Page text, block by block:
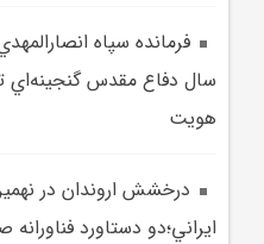
فرمانده سپاه
سال دفاع مقدس گنجينه‌اي
هويت
درخشش اروندان در
ايراني؛دو دستاورد